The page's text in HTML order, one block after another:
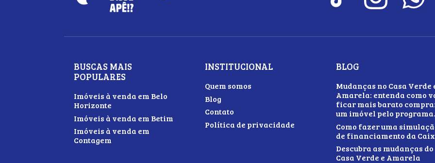
BUSCAS MAIS
POPULARES
Imóveis à venda em Belo
Horizonte
Imóveis à venda em Betim
Imóveis à venda em
Contagem
INSTITUCIONAL
Quem somos
Blog
Contato
Política de privacidade
BLOG
Mudanças no Casa Verde
Amarela: entenda como
ficar mais barato
um imóvel pelo programa.
Como fazer uma
de financiamento da
Descubra as mudanças do
Casa Verde e Amarela